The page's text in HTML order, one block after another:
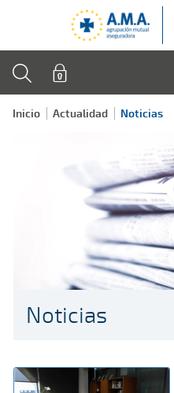
Inicio Actualidad Noticias
Noticias